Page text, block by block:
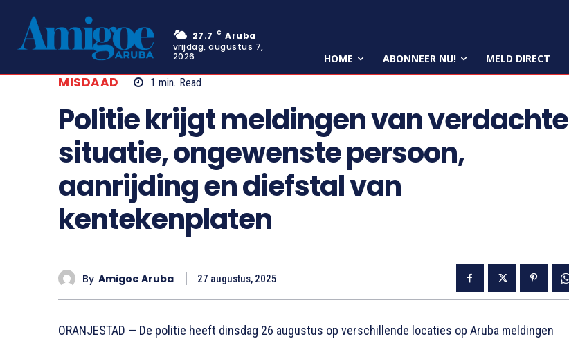
27.7 C Aruba
vrijdag, augustus 7,
2026
HOME ABONNEER NU! MELD DIRECT
MISDAAD 1 min. Read
Politie krijgt meldingen van verdachte
situatie, ongewenste persoon,
aanrijding en diefstal van
kentekenplaten
By Amigoe Aruba 27 augustus, 2025
ORANJESTAD — De politie heeft dinsdag 26 augustus op verschillende locaties op Aruba meldingen